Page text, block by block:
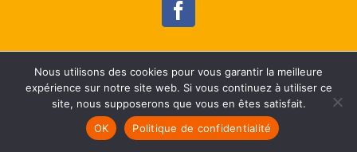
Facebook
Nous utilisons des cookies pour vous garantir la meilleure
expérience sur notre site web. Si vous continuez à utiliser ce
site, nous supposerons que vous en êtes satisfait.
OK
Politique de confidentialité